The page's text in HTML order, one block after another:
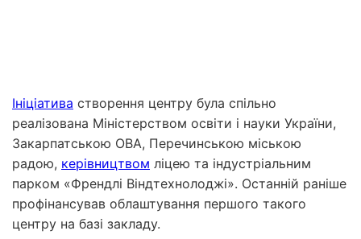
Ініціатива створення центру була спільно
реалізована Міністерством освіти і науки України,
Закарпатською ОВА, Перечинською міською
радою, керівництвом ліцею та індустріальним
парком «Френдлі Віндтехнолоджі». Останній раніше
профінансував облаштування першого такого
центру на базі закладу.